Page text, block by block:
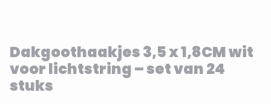
Dakgoothaakjes 3,5 x 1,8CM wit
voor lichtstring – set van 24
stuks